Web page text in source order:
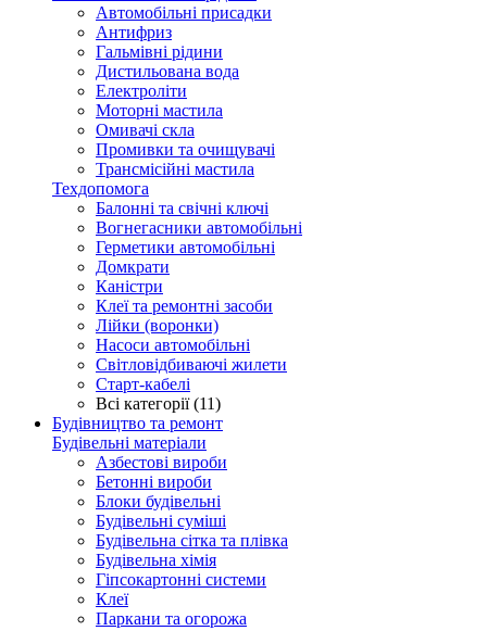
Автомобільні присадки
Антифриз
Гальмівні рідини
Дистильована вода
Електроліти
Моторні мастила
Омивачі скла
Промивки та очищувачі
Трансмісійні мастила
Техдопомога
Балонні та свічні ключі
Вогнегасники автомобільні
Герметики автомобільні
Домкрати
Каністри
Клеї та ремонтні засоби
Лійки (воронки)
Насоси автомобільні
Світловідбиваючі жилети
Старт-кабелі
Всі категорії (11)
Будівництво та ремонт
Будівельні матеріали
Азбестові вироби
Бетонні вироби
Блоки будівельні
Будівельні суміші
Будівельна сітка та плівка
Будівельна хімія
Гіпсокартонні системи
Клеї
Паркани та огорожа